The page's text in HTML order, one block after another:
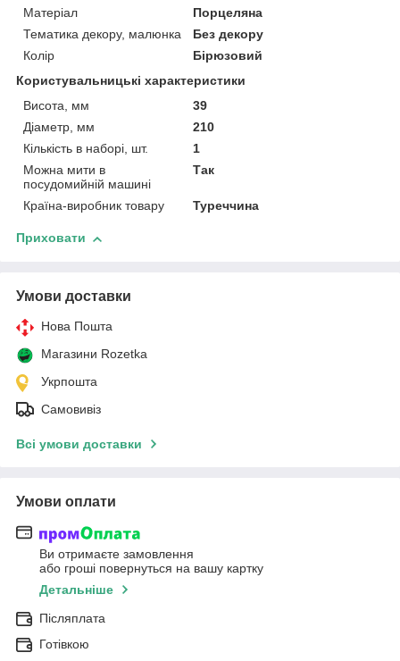
Матеріал
Порцеляна
Тематика декору, малюнка
Без декору
Колір
Бірюзовий
Користувальницькі характеристики
Висота, мм
39
Діаметр, мм
210
Кількість в наборі, шт.
1
Можна мити в
посудомийній машині
Так
Країна-виробник товару Туреччина
Приховати
Умови доставки
Нова Пошта
Магазини Rozetka
Укрпошта
Самовивіз
Всі умови доставки
Умови оплати
Ви отримаєте замовлення
або гроші повернуться на вашу картку
Детальніше
Післяплата
Готівкою